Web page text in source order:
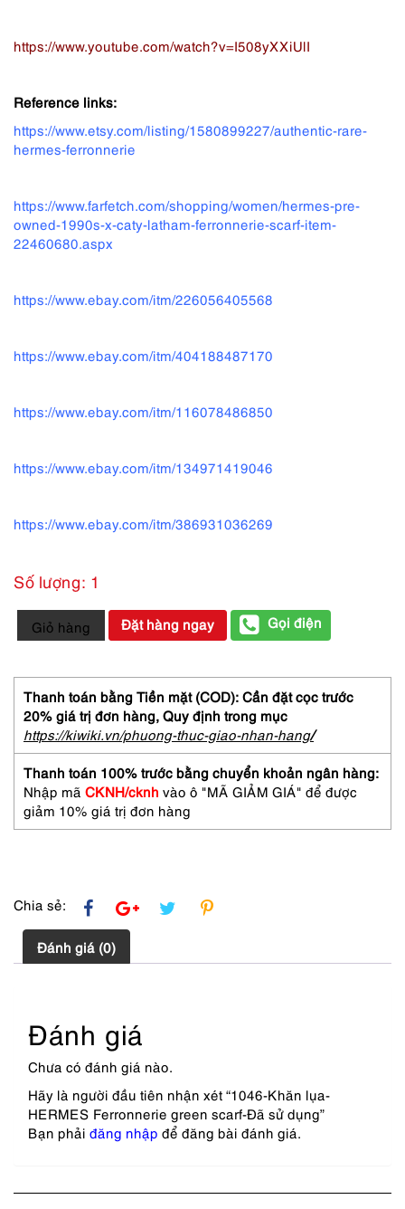
https://www.youtube.com/watch?v=I508yXXiUlI
Reference links:
https://www.etsy.com/listing/1580899227/authentic-rare-
hermes-ferronnerie
https://www.farfetch.com/shopping/women/hermes-pre-
owned-1990s-x-caty-latham-ferronnerie-scarf-item-
22460680.aspx
https://www.ebay.com/itm/226056405568
https://www.ebay.com/itm/404188487170
https://www.ebay.com/itm/116078486850
https://www.ebay.com/itm/134971419046
https://www.ebay.com/itm/386931036269
Số lượng: 1
1046-
Khăn
HERMES
Ferronnerie
green
scarf-
Đã
sử
dụng
số
lượng
Giỏ hàng Đặt hàng ngay Gọi điện
Thanh toán bằng Tiền mặt (COD): Cần đặt cọc trước
20% giá trị đơn hàng, Quy định trong mục
https://kiwiki.vn/phuong-thuc-giao-nhan-hang/
Thanh toán 100% trước bằng chuyển khoản ngân hàng:
Nhập mã CKNH/cknh vào ô "MÃ GIẢM GIÁ" để được
giảm 10% giá trị đơn hàng
Chia sẻ:
Đánh giá (0)
Đánh giá
Chưa có đánh giá nào.
Hãy là người đầu tiên nhận xét “1046-Khăn lụa-
HERMES Ferronnerie green scarf-Đã sử dụng”
Bạn phải đăng nhập để đăng bài đánh giá.